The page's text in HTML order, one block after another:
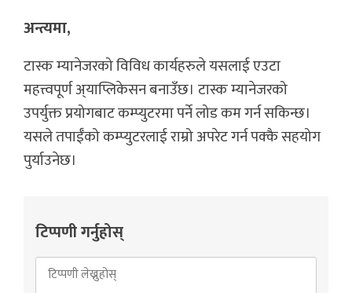
अन्त्यमा,
टास्क म्यानेजरको विविध कार्यहरुले यसलाई एउटा
महत्त्वपूर्ण अ्याप्लिकेसन बनाउँछ। टास्क म्यानेजरको
उपर्युक्त प्रयोगबाट कम्प्युटरमा पर्ने लोड कम गर्न सकिन्छ।
यसले तपाईँको कम्प्युटरलाई राम्रो अपरेट गर्न पक्कै सहयोग
पुर्याउनेछ।
टिप्पणी गर्नुहोस्